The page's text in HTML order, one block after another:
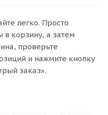
легко. Просто
корзину, а затем
проверьте
и нажмите кнопку
заказ».